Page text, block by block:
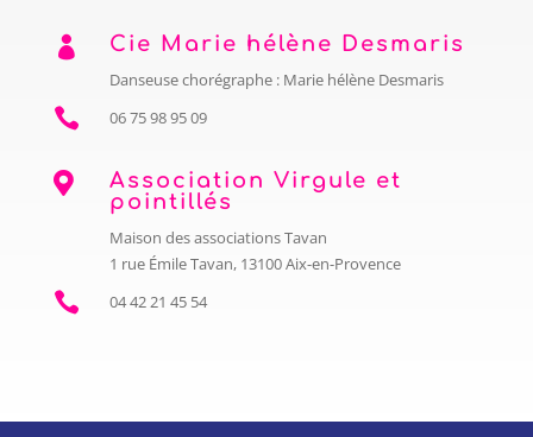
 Cie Marie hélène Desmaris
Danseuse chorégraphe : Marie hélène Desmaris
 06 75 98 95 09

Association Virgule et
pointillés
Maison des associations Tavan
1 rue Émile Tavan, 13100 Aix-en-Provence
 04 42 21 45 54